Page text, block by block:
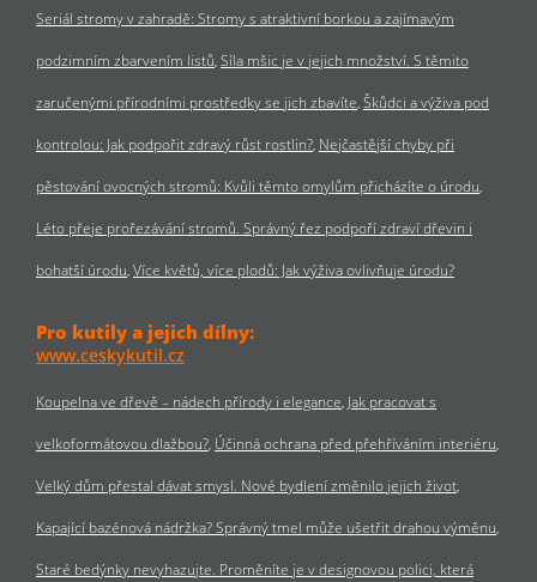
Seriál stromy v zahradě: Stromy s atraktivní borkou a zajímavým
podzimním zbarvením listů Síla mšic je v jejich množství. S těmito
zaručenými přírodními prostředky se jich zbavíte Škůdci a výživa pod
kontrolou: Jak podpořit zdravý růst rostlin? Nejčastější chyby při
pěstování ovocných stromů: Kvůli těmto omylům přicházíte o úrodu
Léto přeje prořezávání stromů. Správný řez podpoří zdraví dřevin i
bohatší úrodu Více květů, více plodů: Jak výživa ovlivňuje úrodu?
Pro kutily a jejich dílny:
www.ceskykutil.cz
Koupelna ve dřevě – nádech přírody i elegance Jak pracovat s
velkoformátovou dlažbou? Účinná ochrana před přehříváním interiéru
Velký dům přestal dávat smysl. Nové bydlení změnilo jejich život
Kapající bazénová nádržka? Správný tmel může ušetřit drahou výměnu
Staré bedýnky nevyhazujte. Proměníte je v designovou polici, která